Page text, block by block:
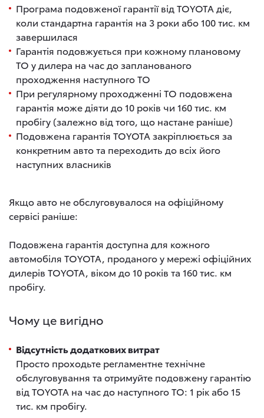
Програма подовженої гарантії від TOYOTA діє,
коли стандартна гарантія на 3 роки або 100 тис. км
завершилася
Гарантія подовжується при кожному плановому
ТО у дилера на час до запланованого
проходження наступного ТО
При регулярному проходженні ТО подовжена
гарантія може діяти до 10 років чи 160 тис. км
пробігу (залежно від того, що настане раніше)
Подовжена гарантія TOYOTA закріплюється за
конкретним авто та переходить до всіх його
наступних власників
Якщо авто не обслуговувалося на офіційному
сервісі раніше:
Подовжена гарантія доступна для кожного
автомобіля TOYOTA, проданого у мережі офіційних
дилерів TOYOTA, віком до 10 років та 160 тис. км
пробігу.
Чому це вигідно
Відсутність додаткових витрат
Просто проходьте регламентне технічне
обслуговування та отримуйте подовжену гарантію
від TOYOTA на час до наступного ТО: 1 рік або 15
тис. км пробігу.